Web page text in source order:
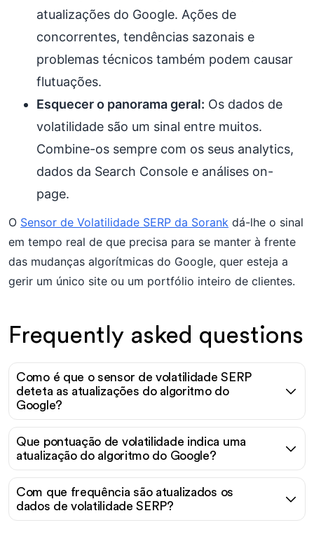
atualizações do Google. Ações de
concorrentes, tendências sazonais e
problemas técnicos também podem causar
flutuações.
Esquecer o panorama geral: Os dados de
volatilidade são um sinal entre muitos.
Combine-os sempre com os seus analytics,
dados da Search Console e análises on-
page.
O Sensor de Volatilidade SERP da Sorank dá-lhe o sinal
em tempo real de que precisa para se manter à frente
das mudanças algorítmicas do Google, quer esteja a
gerir um único site ou um portfólio inteiro de clientes.
Frequently asked questions
Como é que o sensor de volatilidade SERP
deteta as atualizações do algoritmo do
Google?
Que pontuação de volatilidade indica uma
atualização do algoritmo do Google?
Com que frequência são atualizados os
dados de volatilidade SERP?